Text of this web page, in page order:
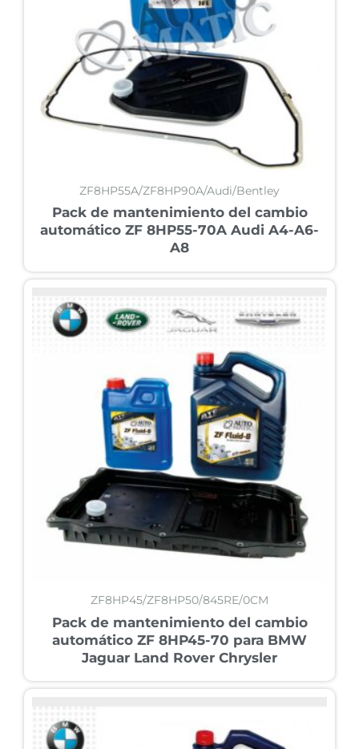
ZF8HP55A/ZF8HP90A/Audi/Bentley
Pack de mantenimiento del cambio
automático ZF 8HP55-70A Audi A4-A6-
A8
ZF8HP45/ZF8HP50/845RE/0CM
Pack de mantenimiento del cambio
automático ZF 8HP45-70 para BMW
Jaguar Land Rover Chrysler